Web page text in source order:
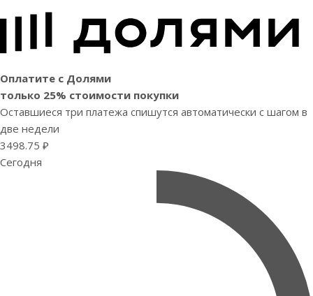
Оплатите с Долями
только 25% стоимости покупки
Оставшиеся три платежа спишутся автоматически с шагом в
две недели
3498.75 ₽
Сегодня